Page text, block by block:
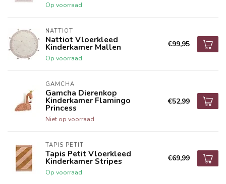
Op voorraad
NATTIOT
Nattiot Vloerkleed
Kinderkamer Mallen
Op voorraad
€99,95
GAMCHA
Gamcha Dierenkop
Kinderkamer Flamingo
Princess
Niet op voorraad
€52,99
TAPIS PETIT
Tapis Petit Vloerkleed
Kinderkamer Stripes
Op voorraad
€69,99